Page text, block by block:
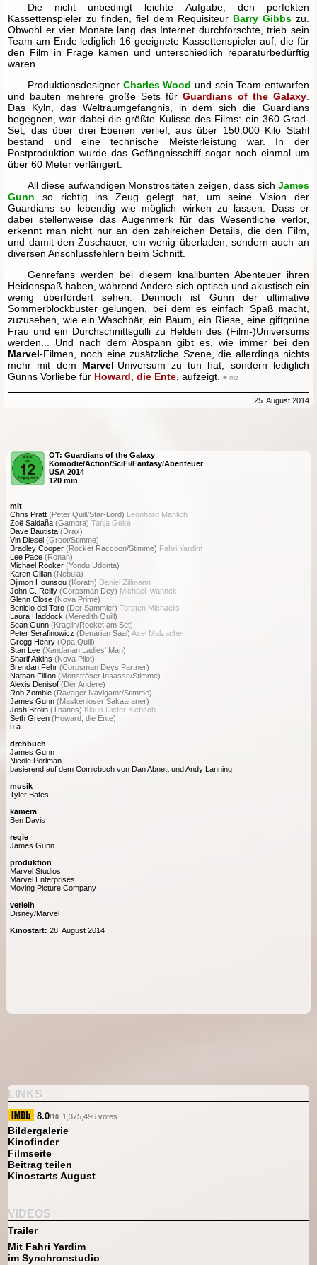
LINKS
8.0/10 1,375,496 votes
Bildergalerie
Kinofinder
Filmseite
Beitrag teilen
Kinostarts August
VIDEOS
Trailer
Mit Fahri Yardim
im Synchronstudio
Die nicht unbedingt leichte Aufgabe, den perfekten
Kassettenspieler zu finden, fiel dem Requisiteur Barry Gibbszu.
Obwohl er vier Monate lang das Internet durchforschte, trieb sein
Team am Ende lediglich 16 geeignete Kassettenspieler auf, die für
den Film in Frage kamen und unterschiedlich reparaturbedürftig
waren.
Produktionsdesigner Charles Wood und sein Team entwarfen
und bauten mehrere große Sets für Guardians of the Galaxy.
Das Kyln, das Weltraumgefängnis, in dem sich die Guardians
begegnen, war dabei die größte Kulisse des Films: ein 360-Grad-
Set, das über drei Ebenen verlief, aus über 150.000 Kilo Stahl
bestand und eine technische Meisterleistung war. In der
Postproduktion wurde das Gefängnisschiff sogar noch einmal um
über 60 Meter verlängert.
All diese aufwändigen Monströsitäten zeigen, dass sich James
Gunn so richtig ins Zeug gelegt hat, um seine Vision der
Guardians so lebendig wie möglich wirken zu lassen. Dass er
dabei stellenweise das Augenmerk für das Wesentliche verlor,
erkennt man nicht nur an den zahlreichen Details, die den Film,
und damit den Zuschauer, ein wenig überladen, sondern auch an
diversen Anschlussfehlern beim Schnitt.
Genrefans werden bei diesem knallbunten Abenteuer ihren
Heidenspaß haben, während Andere sich optisch und akustisch ein
wenig überfordert sehen. Dennoch ist Gunn der ultimative
Sommerblockbuster gelungen, bei dem es einfach Spaß macht,
zuzusehen, wie ein Waschbär, ein Baum, ein Riese, eine giftgrüne
Frau und ein Durchschnittsgulli zu Helden des (Film-)Universums
werden... Und nach dem Abspann gibt es, wie immer bei den
Marvel-Filmen, noch eine zusätzliche Szene, die allerdings nichts
mehr mit dem Marvel-Universum zu tun hat, sondern lediglich
Gunns Vorliebe für Howard, die Ente , aufzeigt.■ mz
25. August 2014
OT: Guardians of the Galaxy
Komödie/Action/SciFi/Fantasy/Abenteuer
USA 2014
120 min
mit
Chris Pratt (Peter Quill/Star-Lord) Leonhard Mahlich
Zoë Saldaña (Gamora) Tanja Geke
Dave Bautista (Drax)
Vin Diesel (Groot/Stimme)
Bradley Cooper (Rocket Raccoon/Stimme) Fahri Yardim
Lee Pace (Ronan)
Michael Rooker (Yondu Udonta)
Karen Gillan (Nebula)
Djimon Hounsou (Korath) Daniel Zillmann
John C. Reilly (Corpsman Dey) Michael Iwannek
Glenn Close (Nova Prime)
Benicio del Toro (Der Sammler) Torsten Michaelis
Laura Haddock (Meredith Quill)
Sean Gunn (Kraglin/Rocket am Set)
Peter Serafinowicz (Denarian Saal) Axel Malzacher
Gregg Henry (Opa Quill)
Stan Lee (Xandarian Ladies' Man)
Sharif Atkins (Nova Pilot)
Brendan Fehr (Corpsman Deys Partner)
Nathan Fillion (Monströser Insasse/Stimme)
Alexis Denisof (Der Andere)
Rob Zombie (Ravager Navigator/Stimme)
James Gunn (Maskenloser Sakaaraner)
Josh Brolin (Thanos) Klaus Dieter Klebsch
Seth Green (Howard, die Ente)
u.a.
drehbuch
James Gunn
Nicole Perlman
basierend auf dem Comicbuch von Dan Abnett und Andy Lanning
musik
Tyler Bates
kamera
Ben Davis
regie
James Gunn
produktion
Marvel Studios
Marvel Enterprises
Moving Picture Company
verleih
Disney/Marvel
Kinostart: 28. August 2014